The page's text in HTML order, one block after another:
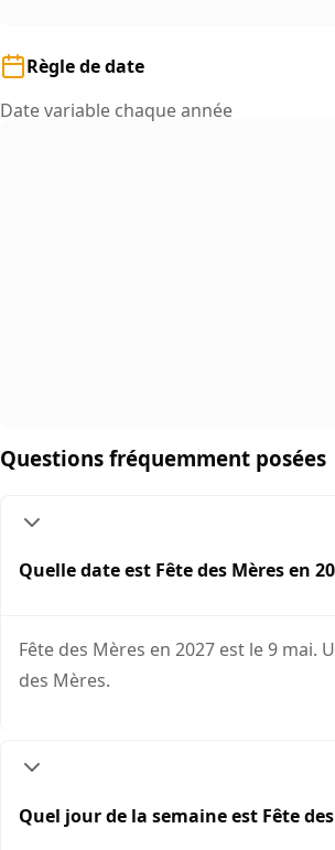
Règle de date
Date variable chaque année
Questions fréquemment posées
Quelle date est Fête des Mères en
Fête des Mères en 2027 est le 9
des Mères.
Quel jour de la semaine est Fête